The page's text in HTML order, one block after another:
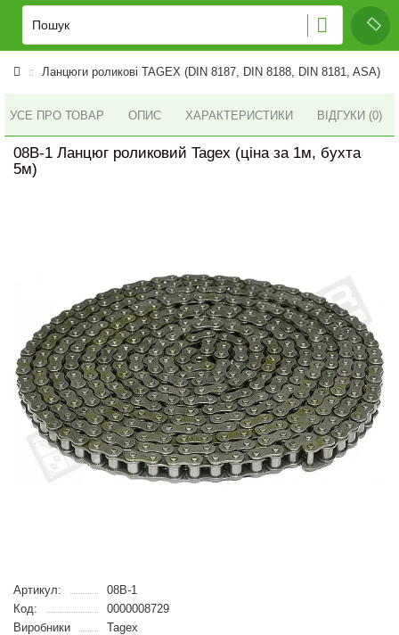
Ланцюги роликові TAGEX (DIN 8187, DIN 8188, DIN 8181, ASA)
УСЕ ПРО ТОВАР ОПИС ХАРАКТЕРИСТИКИ ВІДГУКИ (0)
08B-1 Ланцюг роликовий Tagex (ціна за 1м, бухта
5м)
Артикул:
08B-1
Код:
0000008729
Виробники
Tagex